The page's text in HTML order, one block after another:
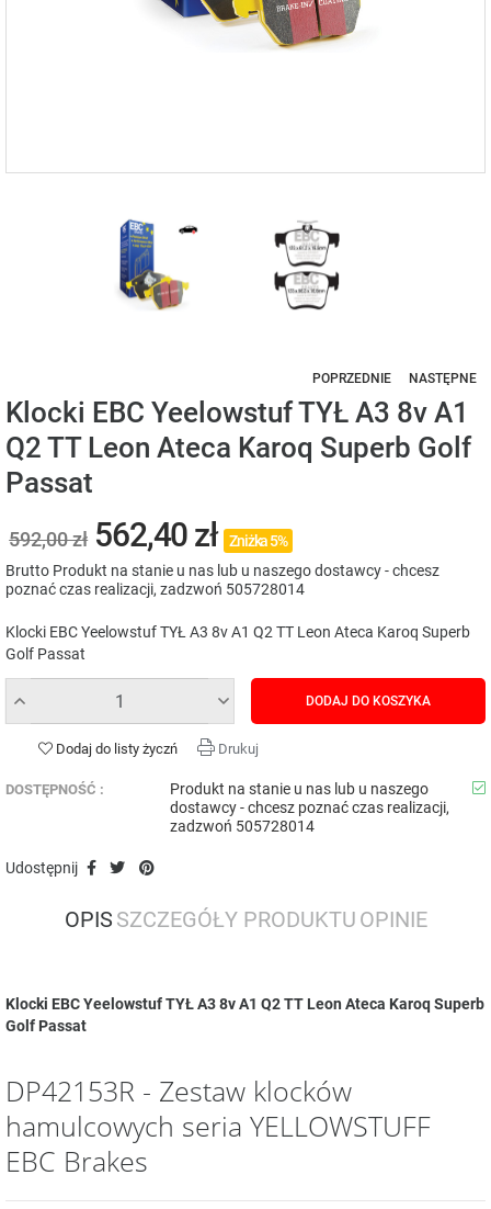
POPRZEDNIE NASTĘPNE
Klocki EBC Yeelowstuf TYŁ A3 8v A1
Q2 TT Leon Ateca Karoq Superb Golf
Passat
592,00 zł 562,40 zł Zniżka 5%
Brutto Produkt na stanie u nas lub u naszego dostawcy - chcesz
poznać czas realizacji, zadzwoń 505728014
Klocki EBC Yeelowstuf TYŁ A3 8v A1 Q2 TT Leon Ateca Karoq Superb
Golf Passat
DODAJ DO KOSZYKA
Dodaj do listy życzń Drukuj
DOSTĘPNOŚĆ :
Produkt na stanie u nas lub u naszego
dostawcy - chcesz poznać czas realizacji,
zadzwoń 505728014
Udostępnij
OPIS SZCZEGÓŁY PRODUKTU OPINIE
Klocki EBC Yeelowstuf TYŁ A3 8v A1 Q2 TT Leon Ateca Karoq Superb
Golf Passat
DP42153R - Zestaw klocków
hamulcowych seria YELLOWSTUFF
EBC Brakes